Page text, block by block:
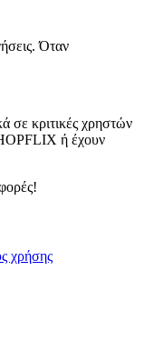
Όταν
σε κριτικές χρηστών
ή έχουν
χρήσης